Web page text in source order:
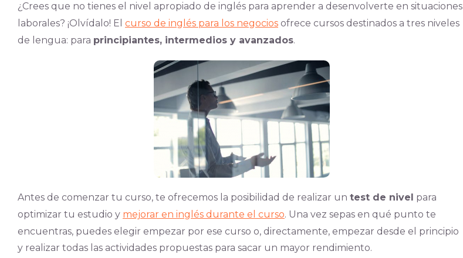
¿Crees que no tienes el nivel apropiado de inglés para aprender a desenvolverte en situaciones
laborales? ¡Olvídalo! El curso de inglés para los negocios ofrece cursos destinados a tres niveles
de lengua: para principiantes, intermedios y avanzados.
Antes de comenzar tu curso, te ofrecemos la posibilidad de realizar un test de nivel para
optimizar tu estudio y mejorar en inglés durante el curso. Una vez sepas en qué punto te
encuentras, puedes elegir empezar por ese curso o, directamente, empezar desde el principio
y realizar todas las actividades propuestas para sacar un mayor rendimiento.